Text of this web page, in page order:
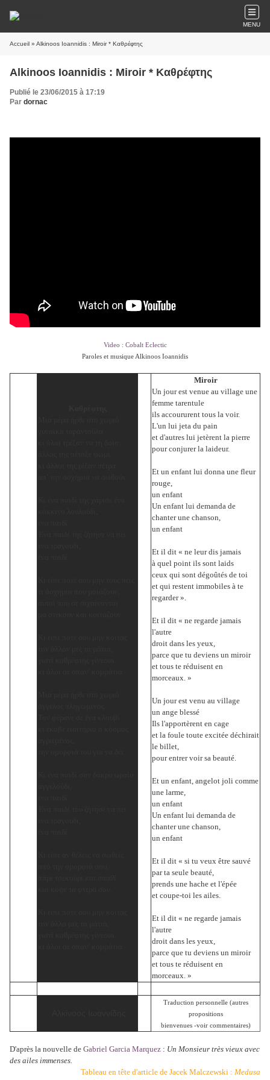
MENU
Accueil » Alkinoos Ioannidis : Miroir * Καθρέφτης
Alkinoos Ioannidis : Miroir * Καθρέφτης
Publié le 23/06/2015 à 17:19
Par dornac
Video : Cobalt Eclectic
Paroles et musique Alkinoos Ioannidis
Miroir
Un jour est venue au village une
femme tarentule
ils accoururent tous la voir.
L'un lui jeta du pain
et d'autres lui jetèrent la pierre
pour conjurer la laideur.
Et un enfant lui donna une fleur
rouge,
un enfant
Un enfant lui demanda de
chanter une chanson,
un enfant
Et il dit « ne leur dis jamais
à quel point ils sont laids
ceux qui sont dégoûtés de toi
et qui restent immobiles à te
regarder ».
Et il dit « ne regarde jamais
l'autre
droit dans les yeux,
parce que tu deviens un miroir
et tous te réduisent en
morceaux. »
Un jour est venu au village
un ange blessé
Ils l'apportèrent en cage
et la foule toute excitée déchirait
le billet,
pour entrer voir sa beauté.
Et un enfant, angelot joli comme
une larme,
un enfant
Un enfant lui demanda de
chanter une chanson,
un enfant
Et il dit « si tu veux être sauvé
par ta seule beauté,
prends une hache et l'épée
et coupe-toi les ailes.
Et il dit « ne regarde jamais
l'autre
droit dans les yeux,
parce que tu deviens un miroir
et tous te réduisent en
morceaux. »
Traduction personnelle (autres
propositions
bienvenues -voir commentaires)
D'après la nouvelle de Gabriel Garcia Marquez : Un Monsieur très vieux avec
des ailes immenses.
Tableau en tête d'article de Jacek Malczewski : Medusa